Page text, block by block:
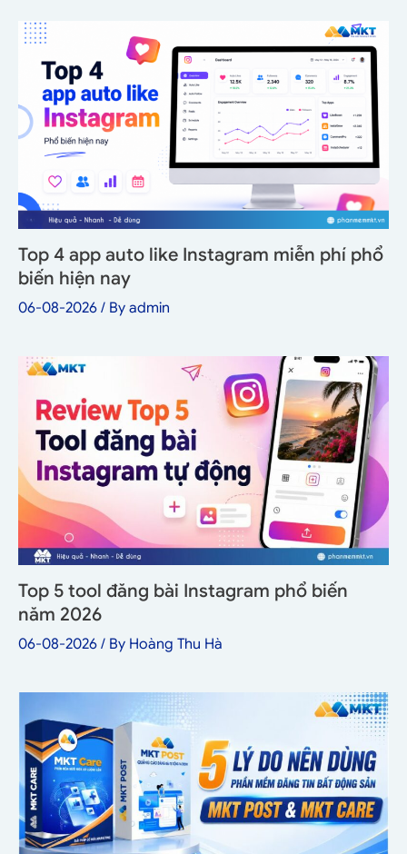
Top 4 app auto like Instagram miễn phí phổ
biến hiện nay
06-08-2026 / By admin
Top 5 tool đăng bài Instagram phổ biến
năm 2026
06-08-2026 / By Hoàng Thu Hà